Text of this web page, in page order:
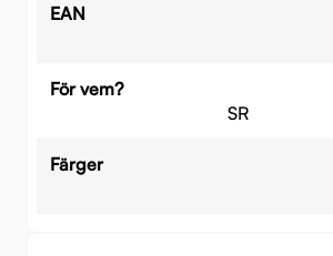
EAN
För vem?
SR
Färger